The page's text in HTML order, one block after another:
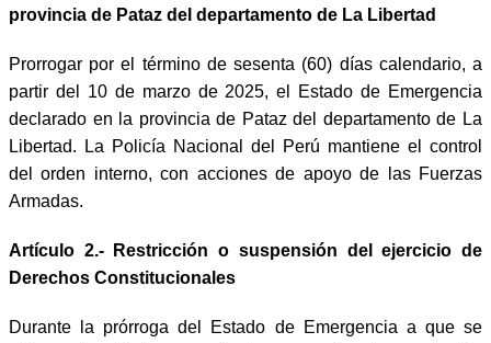
provincia de Pataz del departamento de La Libertad
Prorrogar por el término de sesenta (60) días calendario, a
partir del 10 de marzo de 2025, el Estado de Emergencia
declarado en la provincia de Pataz del departamento de La
Libertad. La Policía Nacional del Perú mantiene el control
del orden interno, con acciones de apoyo de las Fuerzas
Armadas.
Artículo 2.- Restricción o suspensión del ejercicio de
Derechos Constitucionales
Durante la prórroga del Estado de Emergencia a que se